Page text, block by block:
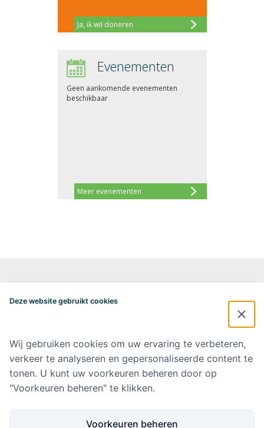
Ja, ik wil doneren
Evenementen
Meer evenementen
Geen aankomende evenementen
beschikbaar
Deze website gebruikt cookies
Wij gebruiken cookies om uw ervaring te verbeteren,
verkeer te analyseren en gepersonaliseerde content te
tonen. U kunt uw voorkeuren beheren door op
"Voorkeuren beheren" te klikken.
Voorkeuren beheren
Postbus 7057
alzheimercentrum@amsterdamumc.nl
Doneer via: NL 42 INGB 0006 9052 76 Ten name van: Stichting Steun
Alzheimercentrum Amsterdam
Amsterdam UMC